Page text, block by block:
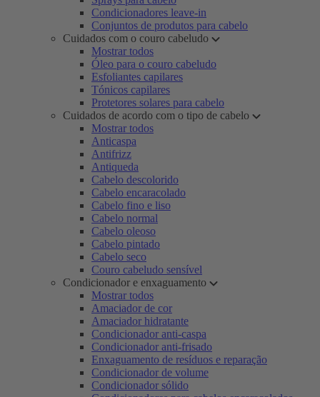
Condicionadores leave-in
Conjuntos de produtos para cabelo
Cuidados com o couro cabeludo
Mostrar todos
Óleo para o couro cabeludo
Esfoliantes capilares
Tónicos capilares
Protetores solares para cabelo
Cuidados de acordo com o tipo de cabelo
Mostrar todos
Anticaspa
Antifrizz
Antiqueda
Cabelo descolorido
Cabelo encaracolado
Cabelo fino e liso
Cabelo normal
Cabelo oleoso
Cabelo pintado
Cabelo seco
Couro cabeludo sensível
Condicionador e enxaguamento
Mostrar todos
Amaciador de cor
Amaciador hidratante
Condicionador anti-caspa
Condicionador anti-frisado
Enxaguamento de resíduos e reparação
Condicionador de volume
Condicionador sólido